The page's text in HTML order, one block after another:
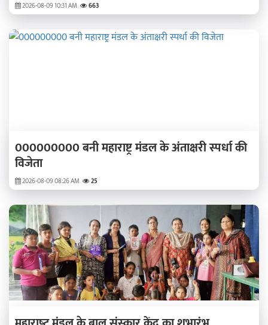
2026-08-09 10:31 AM 663
000000000 बनी महाराष्ट्र मंडल के अंताक्षरी स्‍पर्धा की
विजेता
2026-08-09 08:26 AM 25